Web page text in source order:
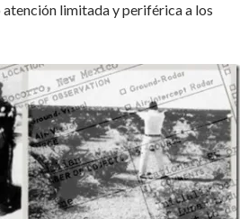
limitada y periférica a los